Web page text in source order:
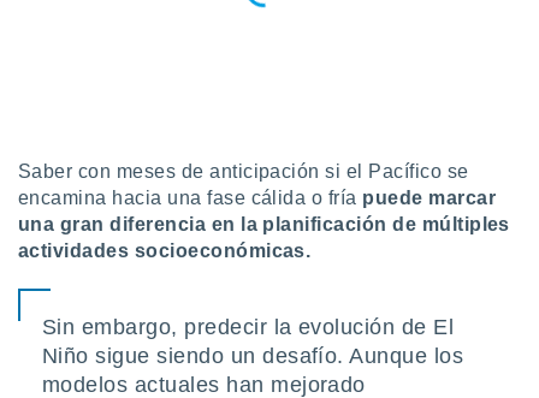
En
de que
sean
el sitio
para
Saber con meses de anticipación si el Pacífico se
encamina hacia una fase cálida o fría puede marcar
una gran diferencia en la planificación de múltiples
actividades socioeconómicas.
Sin embargo, predecir la evolución de El
Niño sigue siendo un desafío. Aunque los
modelos actuales han mejorado